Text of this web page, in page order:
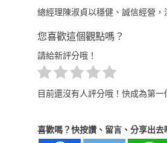
總經理陳淑貞以穩健、誠信經營
您喜歡這個觀點嗎？
請給新評分哦！
目前還沒有人評分哦！快成為第一
喜歡嗎？快按讚、留言、分享出去